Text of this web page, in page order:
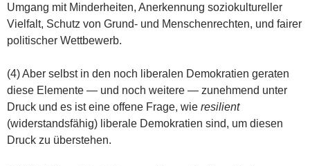
Umgang mit Minderheiten, Anerkennung soziokultureller
Vielfalt, Schutz von Grund- und Menschenrechten, und fairer
politischer Wettbewerb.
(4) Aber selbst in den noch liberalen Demokratien geraten
diese Elemente — und noch weitere — zunehmend unter
Druck und es ist eine offene Frage, wie resilient
(widerstandsfähig) liberale Demokratien sind, um diesen
Druck zu überstehen.